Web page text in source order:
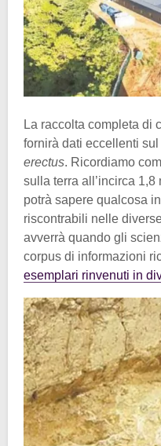
La raccolta completa di
fornirà dati eccellenti
erectus. Ricordiamo
sulla terra all’incirca
potrà sapere qualcosa
riscontrabili nelle
avverrà quando gli
corpus di informazioni
esemplari rinvenuti in